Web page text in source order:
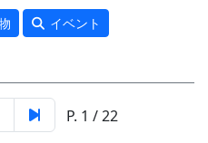
イベント
P. 1 / 22